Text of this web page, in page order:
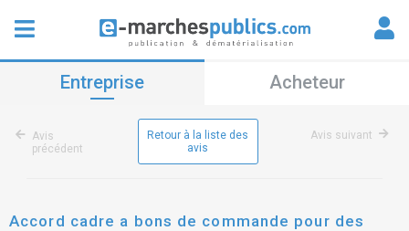
Entreprise Acheteur
Avis
précédent
Retour à la liste des
avis
Avis suivant
Accord cadre a bons de commande pour des